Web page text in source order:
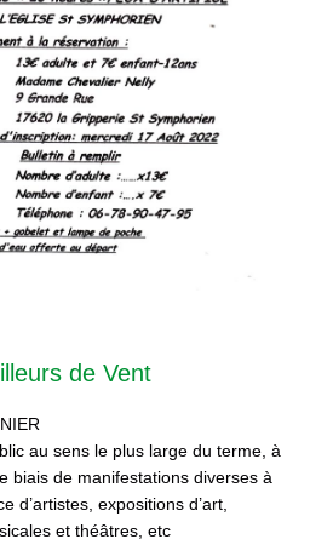
de Vent
au sens le plus large du terme, à
biais de manifestations diverses à
d’artistes, expositions d’art,
et théâtres, etc